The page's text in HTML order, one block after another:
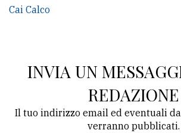
Cai Calco
INVIA UN
REDAZIONE
Il tuo indirizzo email ed eventuali
verranno pubblicati.